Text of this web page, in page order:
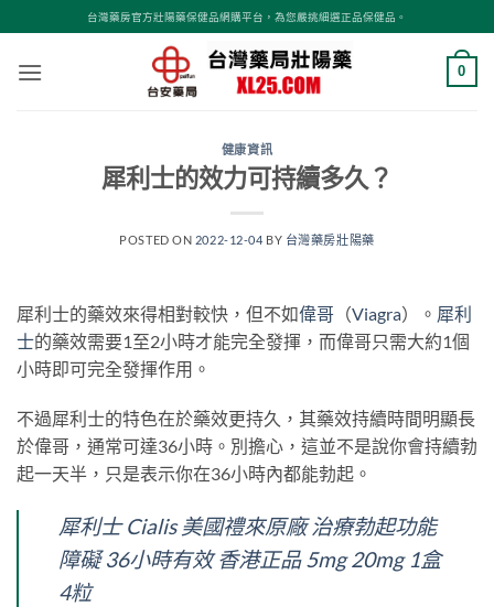
轉
台灣藥房官方壯陽藥保健品網購平台，為您嚴挑細選正品保健品。
0
健康資訊
犀利士的效力可持續多久？
POSTED ON 2022-12-04 BY 台灣藥房壯陽藥
犀利士的藥效來得相對較快，但不如偉哥 （Viagra）。 犀利
士的藥效需要1至2小時才能完全發揮，而偉哥只需大約1個
小時即可完全發揮作用。
‍不過犀利士的特色在於藥效更持久，其藥效持續時間明顯長
於偉哥，通常可達36小時。別擔心，這並不是說你會持續勃
起一天半，只是表示你在36小時內都能勃起。
犀利士 Cialis 美國禮來原廠 治療勃起功能
障礙 36小時有效 香港正品 5mg 20mg 1盒
4粒